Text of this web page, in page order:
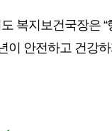
복지보건국장은
이 안전하고 건강